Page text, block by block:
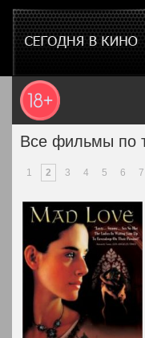
Все фильмы по
1 2 3 4 5 6 7